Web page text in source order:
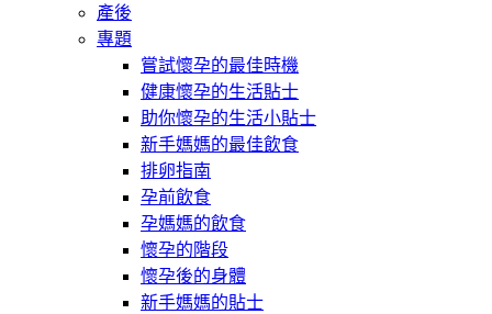
產後
專題
嘗試懷孕的最佳時機
健康懷孕的生活貼士
助你懷孕的生活小貼士
新手媽媽的最佳飲食
排卵指南
孕前飲食
孕媽媽的飲食
懷孕的階段
懷孕後的身體
新手媽媽的貼士